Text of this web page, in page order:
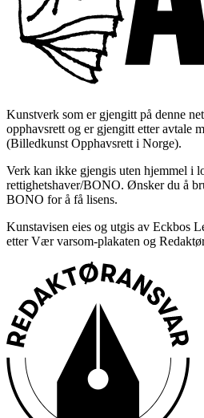
Kunstverk som er gjengitt på denne
opphavsrett og er gjengitt etter avtale
(Billedkunst Opphavsrett i Norge).
Verk kan ikke gjengis uten hjemmel i
rettighetshaver/BONO. Ønsker du å
BONO for å få lisens.
Kunstavisen eies og utgis av Eckbos
etter Vær varsom-plakaten og